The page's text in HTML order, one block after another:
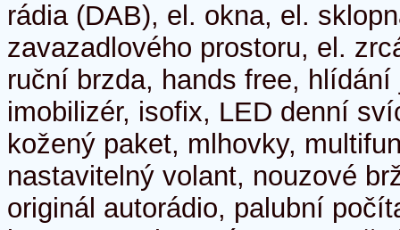
rádia (DAB), el. okna, el.
zavazadlového prostoru, el.
ruční brzda, hands free,
imobilizér, isofix, LED denní
kožený paket, mlhovky,
nastavitelný volant, nouzové
originál autorádio, palubní